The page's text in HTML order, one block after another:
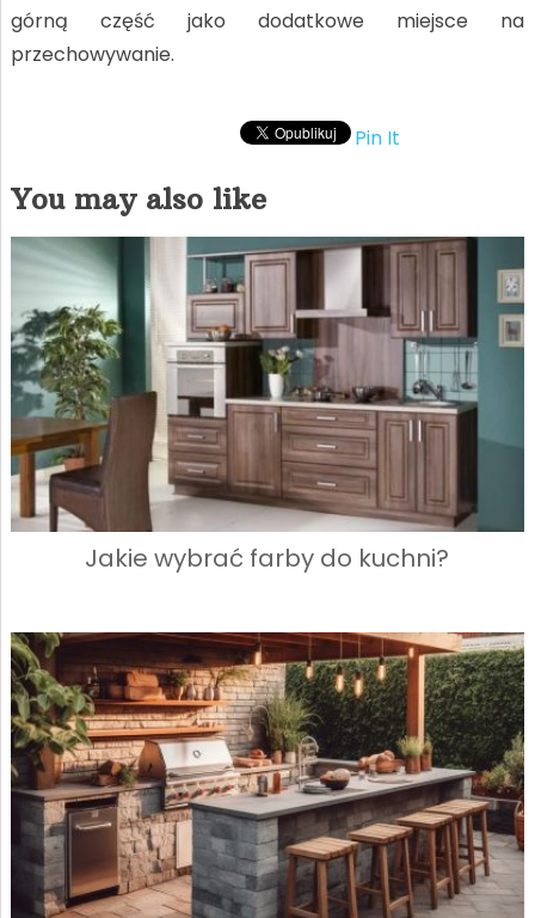
górną część jako dodatkowe miejsce na
przechowywanie.
Pin It
You may also like
Jakie wybrać farby do kuchni?